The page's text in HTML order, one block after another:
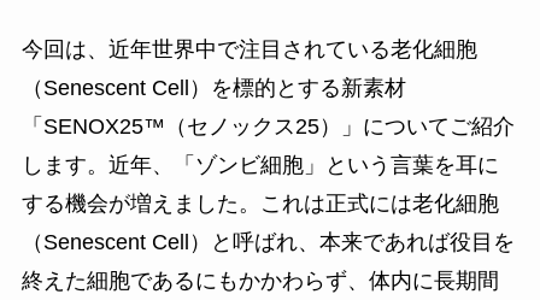
今回は、近年世界中で注目されている老化細胞
（Senescent Cell）を標的とする新素材
「SENOX25™（セノックス25）」についてご紹介
します。近年、「ゾンビ細胞」という言葉を耳に
する機会が増えました。これは正式には老化細胞
（Senescent Cell）と呼ばれ、本来であれば役目を
終えた細胞であるにもかかわらず、体内に長期間